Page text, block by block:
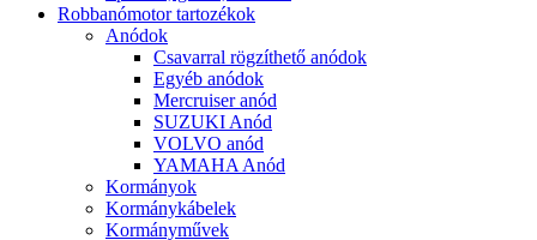
Robbanómotor tartozékok
Anódok
Csavarral rögzíthető anódok
Egyéb anódok
Mercruiser anód
SUZUKI Anód
VOLVO anód
YAMAHA Anód
Kormányok
Kormánykábelek
Kormányművek